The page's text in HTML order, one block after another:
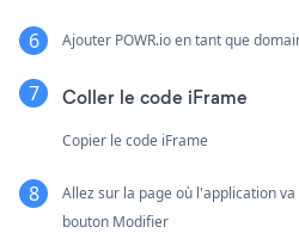
Ajouter POWR.io en tant que
Coller le code iFrame
Copier le code iFrame
Allez sur la page où l'application
bouton Modifier